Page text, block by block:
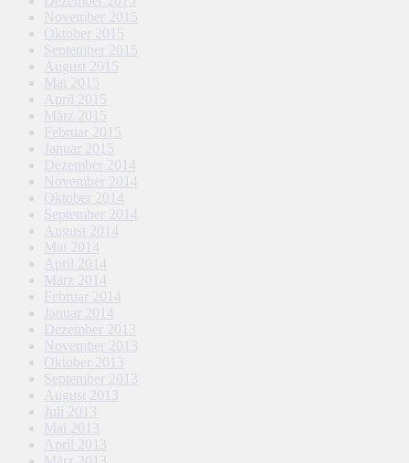
November 2015
Oktober 2015
September 2015
August 2015
Mai 2015
April 2015
März 2015
Februar 2015
Januar 2015
Dezember 2014
November 2014
Oktober 2014
September 2014
August 2014
Mai 2014
April 2014
März 2014
Februar 2014
Januar 2014
Dezember 2013
November 2013
Oktober 2013
September 2013
August 2013
Juli 2013
Mai 2013
April 2013